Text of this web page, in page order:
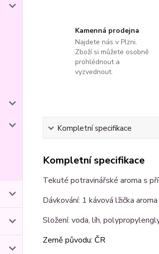
Kamenná prodejna
Najdete nás v Plzni.
Zboží si můžete osobně
prohlédnout a
vyzvednout.
Kompletní specifikace
Kompletní specifikace
Tekuté potravinářské aroma s
Dávkování: 1 kávová lžička
Složení: voda, líh,
Země původu: ČR